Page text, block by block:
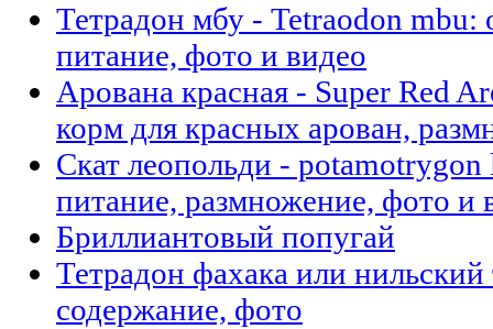
Тетрадон мбу - Tetraodon mbu:
питание, фото и видео
Арована красная - Super Red
корм для красных арован,
Скат леопольди -
питание, размножение, фото и
Бриллиантовый попугай
Тетрадон фахака или
содержание, фото